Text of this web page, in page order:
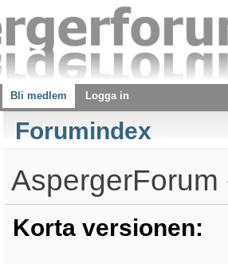
Bli medlem Logga in
Forumindex
Korta versionen: